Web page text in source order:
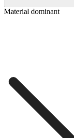
Material dominant